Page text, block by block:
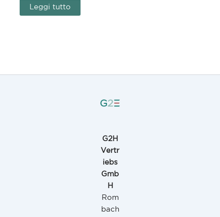
Leggi tutto
G2H
Vertr
iebs
Gmb
H
Rom
bach